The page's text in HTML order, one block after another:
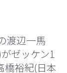
渡辺一馬
ゼッケン1
橋裕紀(日本